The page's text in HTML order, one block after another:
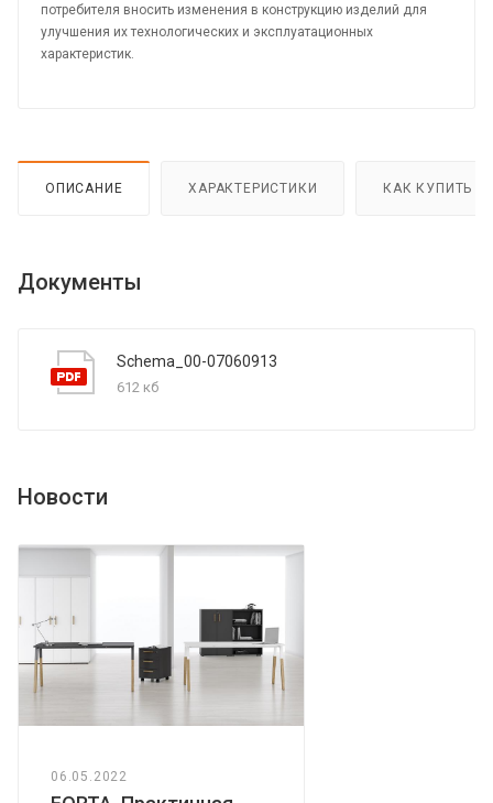
потребителя вносить изменения в конструкцию изделий для
улучшения их технологических и эксплуатационных
характеристик.
ОПИСАНИЕ ХАРАКТЕРИСТИКИ КАК КУПИТЬ
Документы
Schema_00-07060913
612 кб
Новости
06.05.2022